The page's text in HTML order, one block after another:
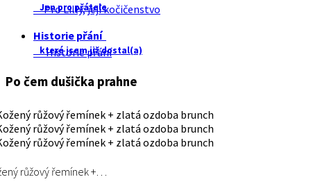
Jen pro přátele
Pro Lilly, její kočičenstvo
Historie přání
které jsem již dostal(a)
Historie přání
Po čem dušička prahne
růžový řemínek +…